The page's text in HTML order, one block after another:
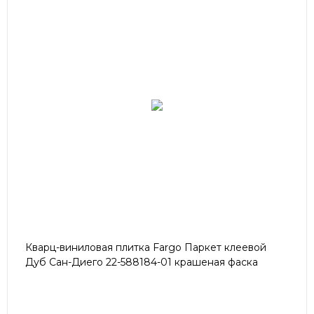
Кварц-виниловая плитка Fargo Паркет клеевой
Дуб Сан-Диего 22-588184-01 крашеная фаска